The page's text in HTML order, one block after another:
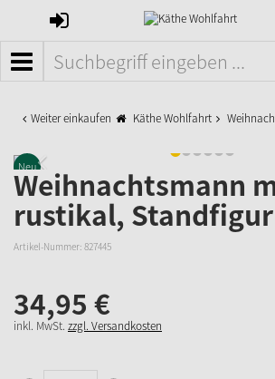
ANMELDEN
MENÜ
Weiter einkaufen Käthe Wohlfahrt
Neu
Weihnachtsmann
rustikal, Standfigur
Artikel-Nummer: 827445
34,95 €
inkl. MwSt. zzgl. Versandkosten